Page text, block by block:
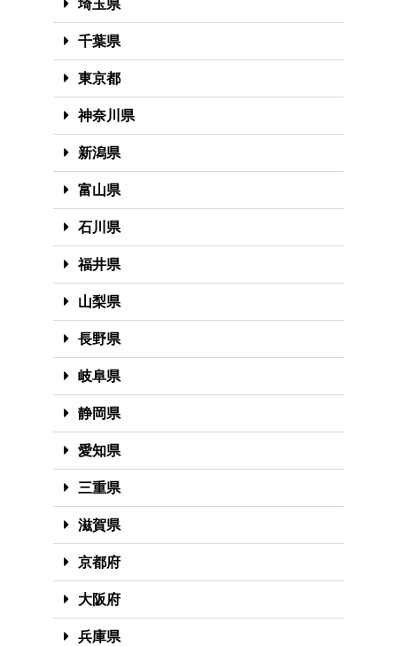
埼玉県
千葉県
東京都
神奈川県
新潟県
富山県
石川県
福井県
山梨県
長野県
岐阜県
静岡県
愛知県
三重県
滋賀県
京都府
大阪府
兵庫県